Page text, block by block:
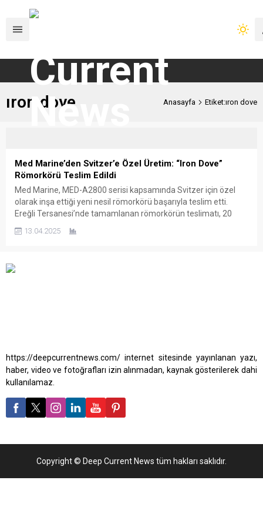
ıron dove Anasayfa Etiket:ıron dove
Med Marine’den Svitzer’e Özel Üretim: “Iron Dove”
Römorkörü Teslim Edildi
Med Marine, MED-A2800 serisi kapsamında Svitzer için özel
olarak inşa ettiği yeni nesil römorkörü başarıyla teslim etti.
Ereğli Tersanesi’nde tamamlanan römorkörün teslimatı, 20
önemli teslimat, Med Marine ile Svitzer arasındaki güçlü iş
13.04.2025
https://deepcurrentnews.com/ internet sitesinde yayınlanan yazı,
haber, video ve fotoğrafları izin alınmadan, kaynak gösterilerek dahi
kullanılamaz.
Copyright © Deep Current News tüm hakları saklıdır.